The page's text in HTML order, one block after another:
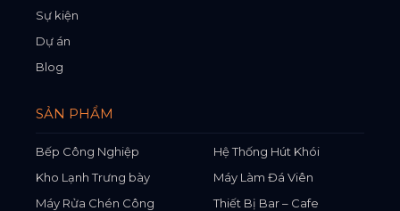
Sự kiện
Dự án
Blog
SẢN PHẨM
Bếp Công Nghiệp
Hệ Thống Hút Khói
Kho Lạnh Trưng bày
Máy Làm Đá Viên
Máy Rửa Chén Công
Thiết Bị Bar – Cafe